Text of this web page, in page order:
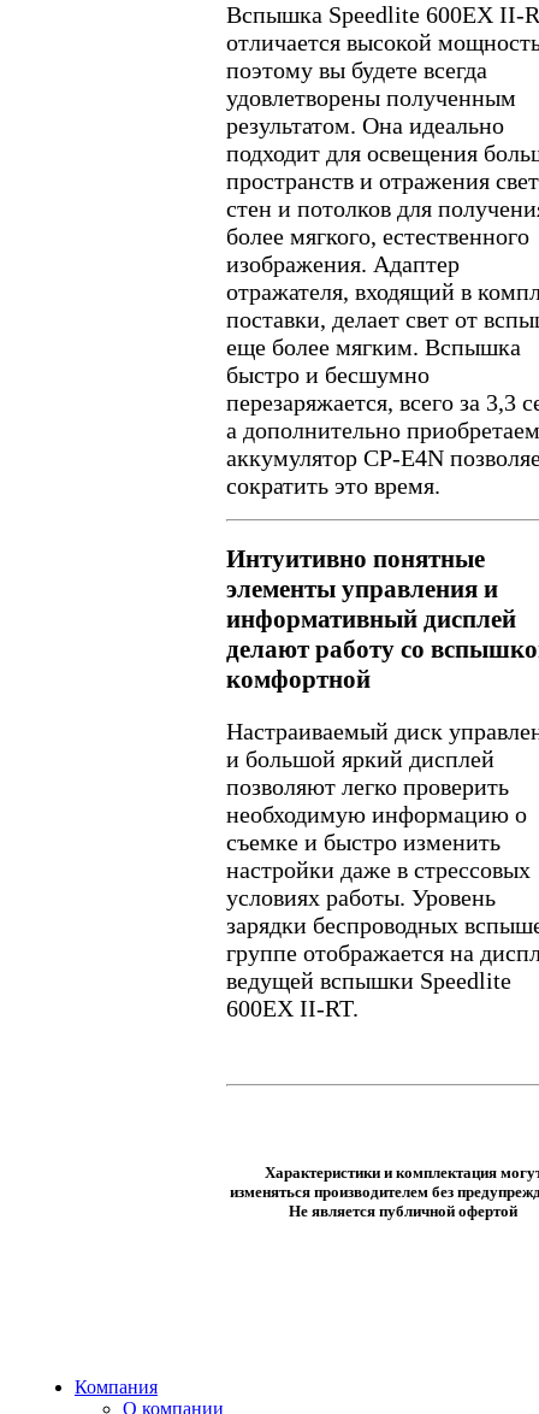
Вспышка Speedlite 600EX II-
отличается высокой
поэтому вы будете всегда
удовлетворены полученным
результатом. Она идеально
подходит для освещения
пространств и отражения
стен и потолков для
более мягкого, естественного
изображения. Адаптер
отражателя, входящий в
поставки, делает свет от
еще более мягким. Вспышка
быстро и бесшумно
перезаряжается, всего за 3,3
а дополнительно
аккумулятор CP-E4N
сократить это время.
Интуитивно понятные
элементы управления и
информативный дисплей
делают работу со
комфортной
Настраиваемый диск
и большой яркий дисплей
позволяют легко проверить
необходимую информацию о
съемке и быстро изменить
настройки даже в стрессовых
условиях работы. Уровень
зарядки беспроводных
группе отображается на
ведущей вспышки Speedlite
600EX II-RT.
Характеристики и комплектация
изменяться производителем без
Не является публичной офертой
Компания
О компании